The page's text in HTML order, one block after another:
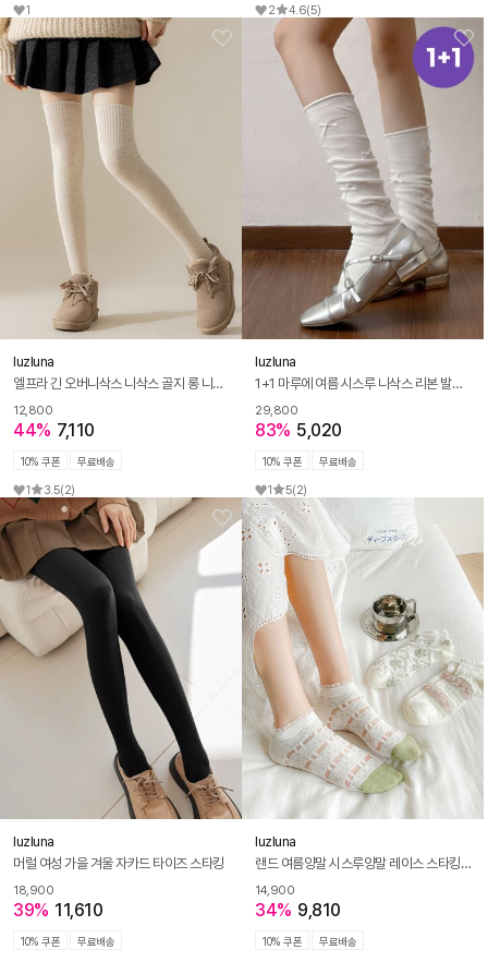
1 2 4.6(5)
luzluna
엘프라 긴 오버니삭스 니삭스 골지 롱 니하이삭스 허벅지 양말
12,800
44% 7,110
10% 쿠폰 무료배송
1 3.5(2)
luzluna
1+1 마루에 여름 시스루 니삭스 리본 발레코어 메리제인 롱삭스 R300
29,800
83% 5,020
10% 쿠폰 무료배송
1 5(2)
luzluna
머럴 여성 가을 겨울 자카드 타이즈 스타킹
18,900
39% 11,610
10% 쿠폰 무료배송
luzluna
랜드 여름양말 시스루양말 레이스 스타킹 발목양말
14,900
34% 9,810
10% 쿠폰 무료배송